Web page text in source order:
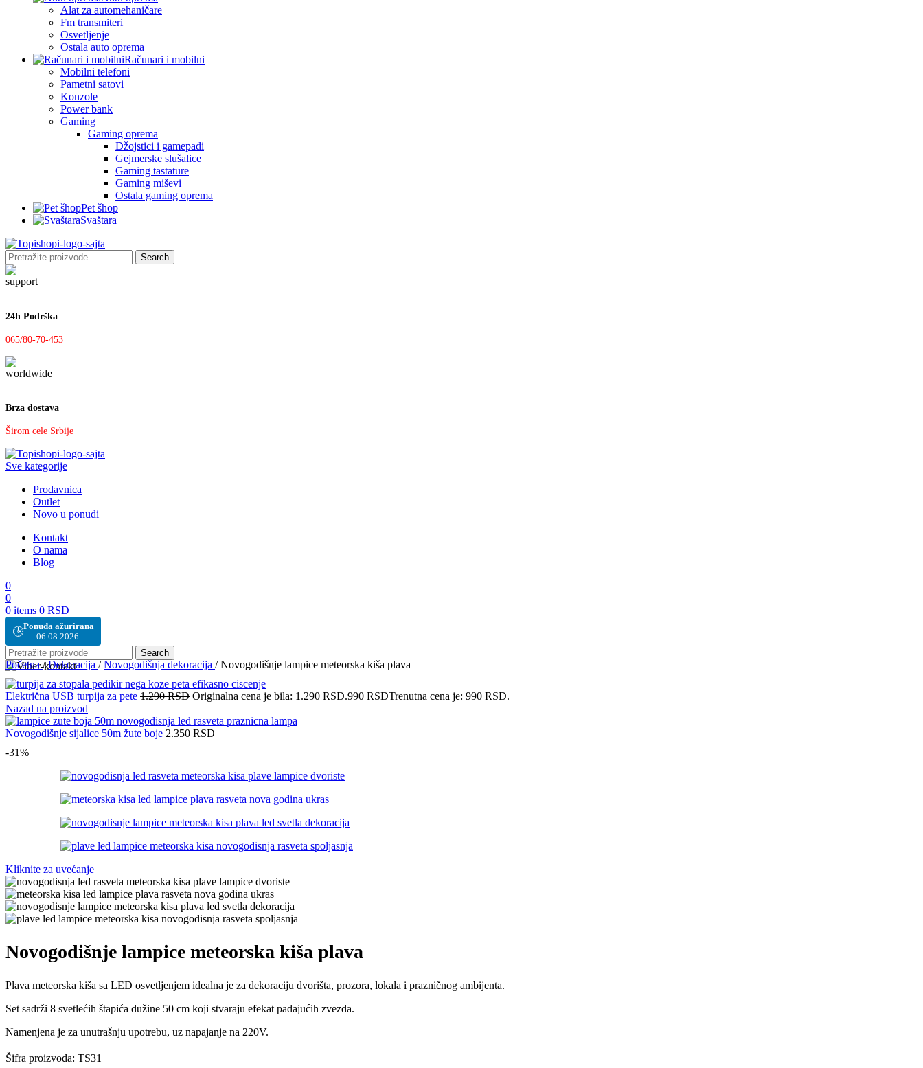
Alat za automehaničare
Fm transmiteri
Osvetljenje
Ostala auto oprema
Računari i mobilni
Mobilni telefoni
Pametni satovi
Konzole
Power bank
Gaming
Gaming oprema
Džojstici i gamepadi
Gejmerske slušalice
Gaming tastature
Gaming miševi
Ostala gaming oprema
Pet šhop
Svaštara
Search
24h Podrška
065/80-70-453
Brza dostava
Širom cele Srbije
Sve kategorije
Prodavnica
Outlet
Novo u ponudi
Kontakt
O nama
Blog
0
0
0 items 0 RSD
🕒Ponuda ažurirana
06.08.2026.
Search
Početna/ Dekoracija / Novogodišnja dekoracija / Novogodišnje lampice meteorska kiša plava
Električna USB turpija za pete 1.290RSD Originalna cena je bila: 1.290 RSD.990 RSDTrenutna cena je: 990 RSD.
Nazad na proizvod
Novogodišnje sijalice 50m žute boje 2.350 RSD
-31%
Kliknite za uvećanje
Novogodišnje lampice meteorska kiša plava
Plava meteorska kiša sa LED osvetljenjem idealna je za dekoraciju dvorišta, prozora, lokala i prazničnog ambijenta.
Set sadrži 8 svetlećih štapića dužine 50 cm koji stvaraju efekat padajućih zvezda.
Namenjena je za unutrašnju upotrebu, uz napajanje na 220V.
Šifra proizvoda: TS31